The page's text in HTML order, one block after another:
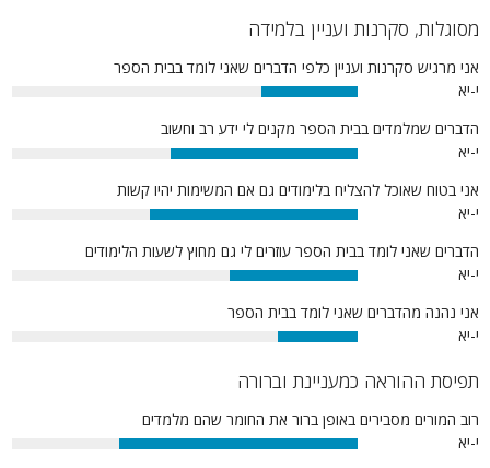
מסוגלות, סקרנות ועניין בלמידה
אני מרגיש סקרנות ועניין כלפי הדברים שאני לומד בבית הספר
י-יא
28%
הדברים שמלמדים בבית הספר מקנים לי ידע רב וחשוב
י-יא
54%
אני בטוח שאוכל להצליח בלימודים גם אם המשימות יהיו קשות
י-יא
60%
הדברים שאני לומד בבית הספר עוזרים לי גם מחוץ לשעות הלימודים
י-יא
37%
אני נהנה מהדברים שאני לומד בבית הספר
י-יא
23%
תפיסת ההוראה כמעניינת וברורה
רוב המורים מסבירים באופן ברור את החומר שהם מלמדים
י-יא
69%